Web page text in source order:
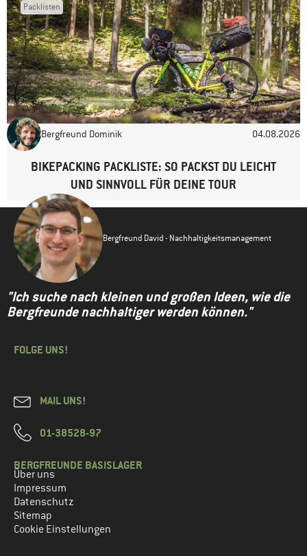
Packlisten
Bergfreund Dominik 04.08.2026
BIKEPACKING PACKLISTE: SO PACKST DU LEICHT
UND SINNVOLL FÜR DEINE TOUR
Bergfreund David - Nachhaltigkeitsmanagement
"Ich suche nach kleinen und großen Ideen, wie die
Bergfreunde nachhaltiger werden können."
FOLGE UNS!
MAIL UNS!
01-38528-97
BERGFREUNDE BASISLAGER
Über uns
Impressum
Datenschutz
Sitemap
Cookie Einstellungen